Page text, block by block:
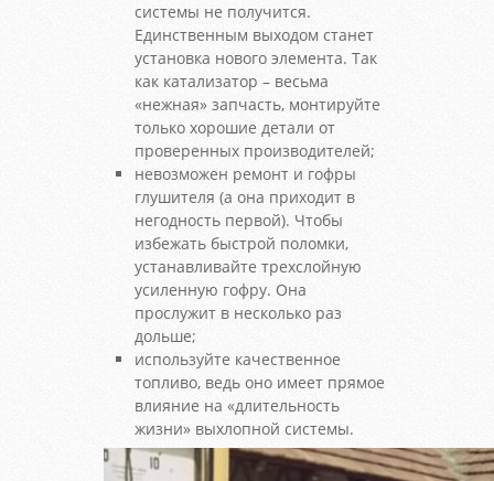
системы не получится.
Единственным выходом станет
установка нового элемента. Так
как катализатор – весьма
«нежная» запчасть, монтируйте
только хорошие детали от
проверенных производителей;
невозможен ремонт и гофры
глушителя (а она приходит в
негодность первой). Чтобы
избежать быстрой поломки,
устанавливайте трехслойную
усиленную гофру. Она
прослужит в несколько раз
дольше;
используйте качественное
топливо, ведь оно имеет прямое
влияние на «длительность
жизни» выхлопной системы.